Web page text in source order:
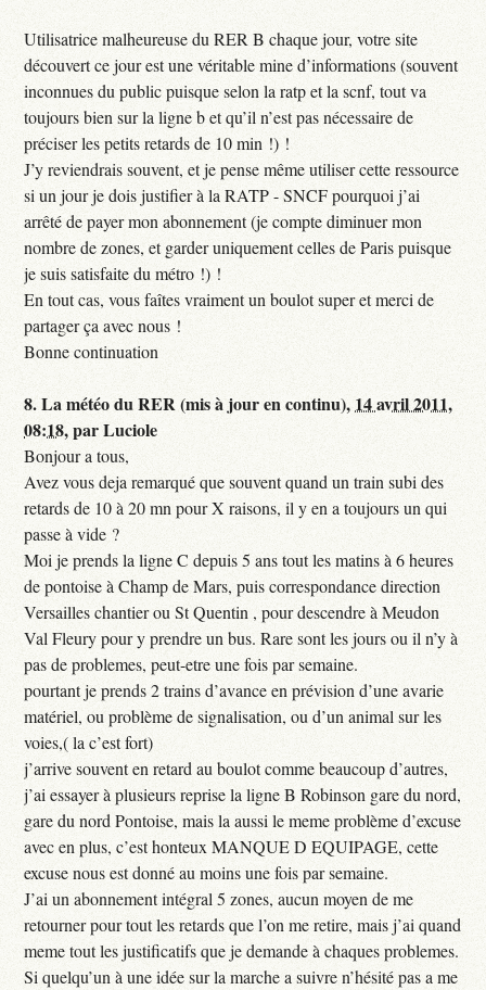
Utilisatrice malheureuse du RER B chaque jour, votre site
découvert ce jour est une véritable mine d’informations (souvent
inconnues du public puisque selon la ratp et la scnf, tout va
toujours bien sur la ligne b et qu’il n’est pas nécessaire de
préciser les petits retards de 10 min !) !
J’y reviendrais souvent, et je pense même utiliser cette ressource
si un jour je dois justifier à la RATP - SNCF pourquoi j’ai
arrêté de payer mon abonnement (je compte diminuer mon
nombre de zones, et garder uniquement celles de Paris puisque
je suis satisfaite du métro !) !
En tout cas, vous faîtes vraiment un boulot super et merci de
partager ça avec nous !
Bonne continuation
8.La météo du RER (mis à jour en continu), 14 avril 2011,
08:18,parLuciole
Bonjour a tous,
Avez vous deja remarqué que souvent quand un train subi des
retards de 10 à 20 mn pour X raisons, il y en a toujours un qui
passe à vide ?
Moi je prends la ligne C depuis 5 ans tout les matins à 6 heures
de pontoise à Champ de Mars, puis correspondance direction
Versailles chantier ou St Quentin , pour descendre à Meudon
Val Fleury pour y prendre un bus. Rare sont les jours ou il n’y à
pas de problemes, peut-etre une fois par semaine.
pourtant je prends 2 trains d’avance en prévision d’une avarie
matériel, ou problème de signalisation, ou d’un animal sur les
voies,( la c’est fort)
j’arrive souvent en retard au boulot comme beaucoup d’autres,
j’ai essayer à plusieurs reprise la ligne B Robinson gare du nord,
gare du nord Pontoise, mais la aussi le meme problème d’excuse
avec en plus, c’est honteux MANQUE D EQUIPAGE, cette
excuse nous est donné au moins une fois par semaine.
J’ai un abonnement intégral 5 zones, aucun moyen de me
retourner pour tout les retards que l’on me retire, mais j’ai quand
meme tout les justificatifs que je demande à chaques problemes.
Si quelqu’un à une idée sur la marche a suivre n’hésité pas a me